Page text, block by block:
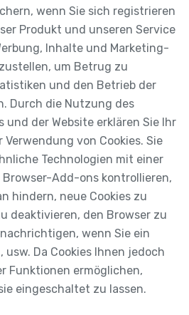
wenn Sie sich registrieren
Produkt und unseren Service
Inhalte und Marketing-
um Betrug zu
und den Betrieb der
Durch die Nutzung des
und der Website erklären Sie Ihr
von Cookies. Sie
Technologien mit einer
Browser-Add-ons kontrollieren,
hindern, neue Cookies zu
deaktivieren, den Browser zu
wenn Sie ein
usw. Da Cookies Ihnen jedoch
Funktionen ermöglichen,
eingeschaltet zu lassen.